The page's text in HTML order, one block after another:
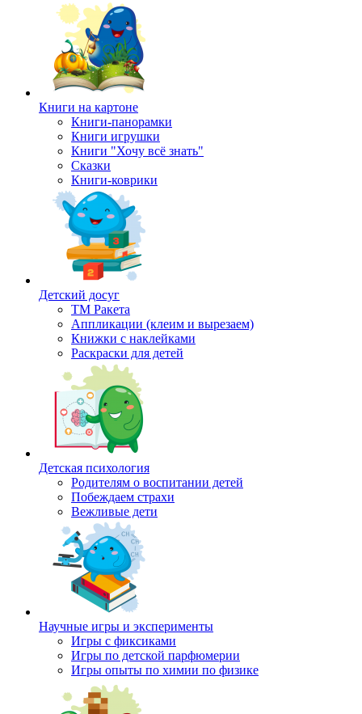
Книги на картоне
Книги-панорамки
Книги игрушки
Книги "Хочу всё знать"
Сказки
Книги-коврики
Детский досуг
ТМ Ракета
Аппликации (клеим и вырезаем)
Книжки с наклейками
Раскраски для детей
Детская психология
Родителям о воспитании детей
Побеждаем страхи
Вежливые дети
Научные игры и эксперименты
Игры с фиксиками
Игры по детской парфюмерии
Игры опыты по химии по физике